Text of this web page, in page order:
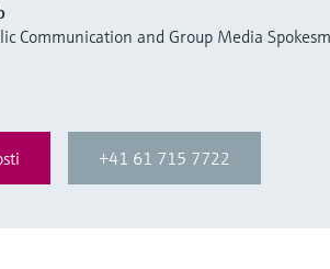
Communication and Group Media
+41 61 715 7722